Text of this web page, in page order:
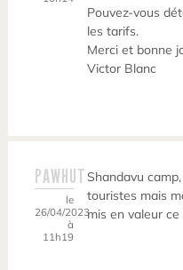
Pouvez-vous
les tarifs.
Merci et bonne
Victor Blanc
PAWHUT
le
26/04/2023
à
11h19
Shandavu
touristes mais
mis en valeur